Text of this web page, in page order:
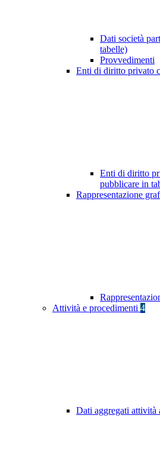
Dati società
tabelle)
Provvedimenti
Enti di diritto privato
Enti di diritto
pubblicare in
Rappresentazione
Attività e procedimenti 4
Dati aggregati attività